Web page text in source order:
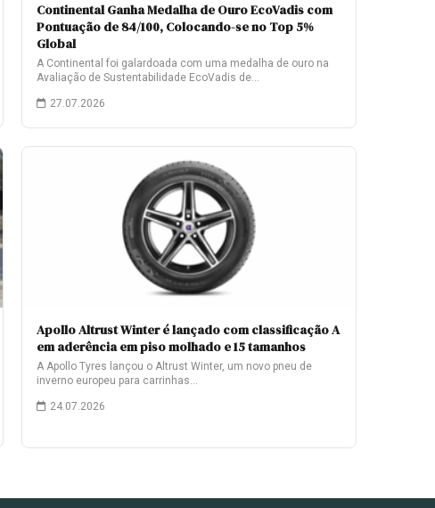
Continental Ganha Medalha de Ouro EcoVadis com
Pontuação de 84/100, Colocando-se no Top 5%
Global
A Continental foi galardoada com uma medalha de ouro na
Avaliação de Sustentabilidade EcoVadis de…
27.07.2026
Apollo Altrust Winter é lançado com classificação A
em aderência em piso molhado e 15 tamanhos
A Apollo Tyres lançou o Altrust Winter, um novo pneu de
inverno europeu para carrinhas…
24.07.2026